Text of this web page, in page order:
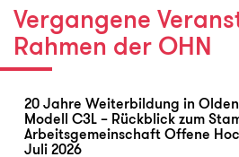
Vergangene
Rahmen der OHN
20 Jahre Weiterbildung in
Modell C3L – Rückblick zum
Arbeitsgemeinschaft Offene
Juli 2026